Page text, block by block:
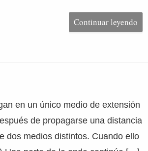
Continuar leyendo
en un único medio de extensión
de propagarse una distancia
dos medios distintos. Cuando ello